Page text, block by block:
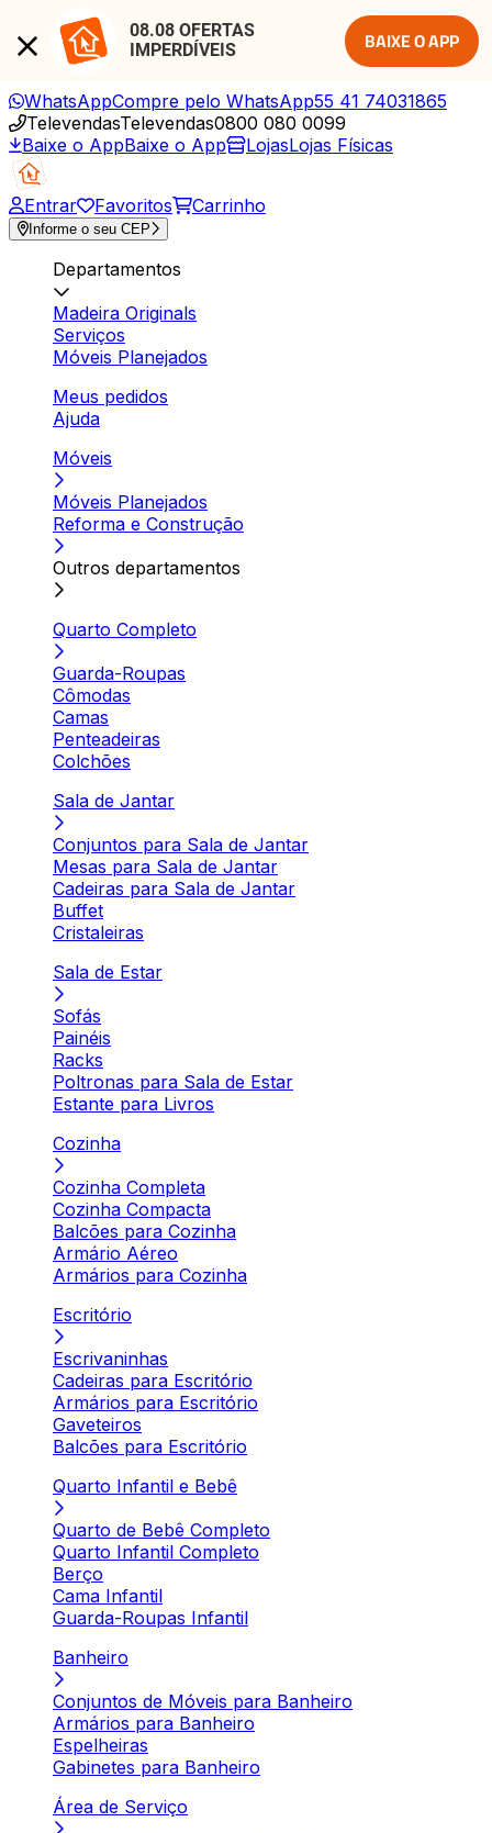
08.08 OFERTAS
IMPERDÍVEIS
BAIXE O APP
WhatsAppCompre pelo WhatsApp55 41 74031865
TelevendasTelevendas0800 080 0099
Baixe o AppBaixe o App LojasLojas Físicas
Entrar Favoritos Carrinho
Informe o seu CEP
Departamentos
Madeira Originals
Serviços
Móveis Planejados
Meus pedidos
Ajuda
Móveis
Móveis Planejados
Reforma e Construção
Outros departamentos
Quarto Completo
Guarda-Roupas
Cômodas
Camas
Penteadeiras
Colchões
Sala de Jantar
Conjuntos para Sala de Jantar
Mesas para Sala de Jantar
Cadeiras para Sala de Jantar
Buffet
Cristaleiras
Sala de Estar
Sofás
Painéis
Racks
Poltronas para Sala de Estar
Estante para Livros
Cozinha
Cozinha Completa
Cozinha Compacta
Balcões para Cozinha
Armário Aéreo
Armários para Cozinha
Escritório
Escrivaninhas
Cadeiras para Escritório
Armários para Escritório
Gaveteiros
Balcões para Escritório
Quarto Infantil e Bebê
Quarto de Bebê Completo
Quarto Infantil Completo
Berço
Cama Infantil
Guarda-Roupas Infantil
Banheiro
Conjuntos de Móveis para Banheiro
Armários para Banheiro
Espelheiras
Gabinetes para Banheiro
Área de Serviço